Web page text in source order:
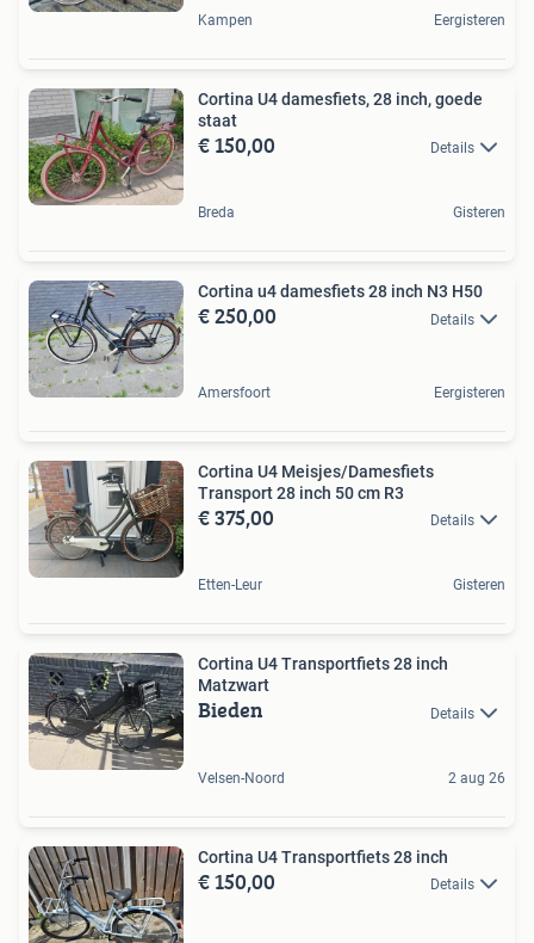
Kampen Eergisteren
Cortina U4 damesfiets, 28 inch, goede
staat
€ 150,00 Details
Breda Gisteren
Cortina u4 damesfiets 28 inch N3 H50
€ 250,00 Details
Amersfoort Eergisteren
Cortina U4 Meisjes/Damesfiets
Transport 28 inch 50 cm R3
€ 375,00 Details
Etten-Leur Gisteren
Cortina U4 Transportfiets 28 inch
Matzwart
Bieden Details
Velsen-Noord 2 aug 26
Cortina U4 Transportfiets 28 inch
€ 150,00 Details